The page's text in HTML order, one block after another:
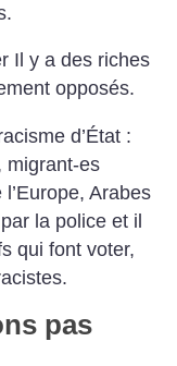
Il y a des riches
opposés.
d’État :
migrant-es
Arabes
la police et il
qui font voter,
pas